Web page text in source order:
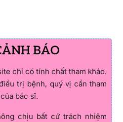
BÁO
chỉ có tính chất tham khảo.
trị bệnh, quý vị cần tham
bác sĩ.
chịu bất cứ trách nhiệm